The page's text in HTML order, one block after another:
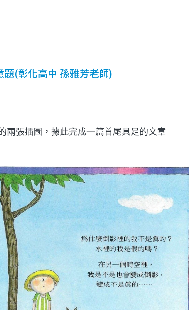
(彰化高中 孫雅芳老師)
張插圖，據此完成一篇首尾具足的文章